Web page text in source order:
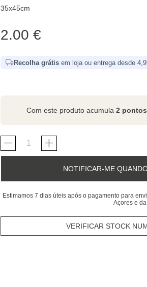
35x45cm
2.00 €
Recolha grátis em loja ou entrega desde
Com este produto acumula2 pontos
NOTIFICAR-ME
Estimamos 7 dias úteis após o pagamento para
Açores e
VERIFICAR STOCK